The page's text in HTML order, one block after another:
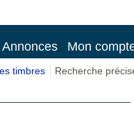
Annonces Mon
timbres Recherche